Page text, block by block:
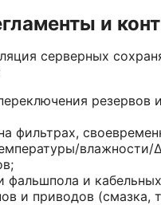
и
серверных
резервов
фильтрах,
влажности/
фальшпола и
и приводов (смазка,